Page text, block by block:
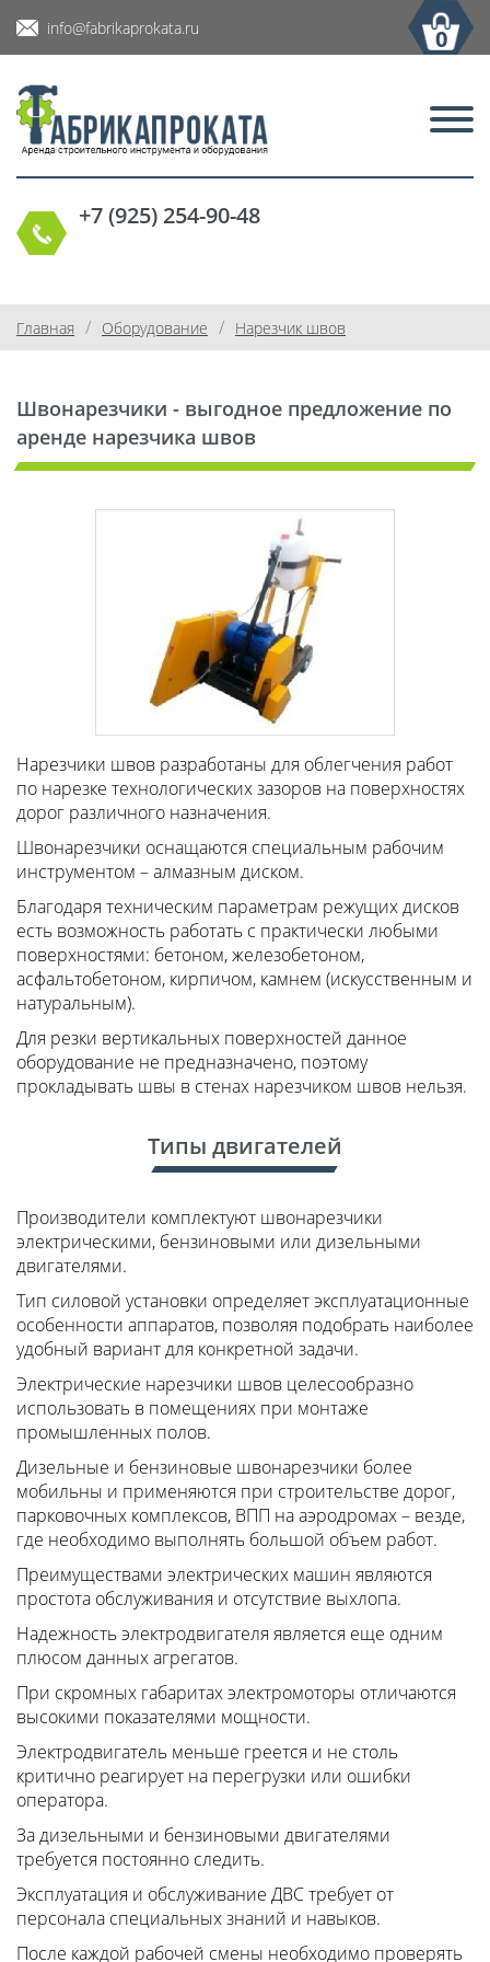
info@fabrikaprokata.ru 0
+7 (925) 254-90-48
Главная / Оборудование / Нарезчик швов
Швонарезчики - выгодное предложение по
аренде нарезчика швов
Нарезчики швов разработаны для облегчения работ
по нарезке технологических зазоров на поверхностях
дорог различного назначения.
Швонарезчики оснащаются специальным рабочим
инструментом – алмазным диском.
Благодаря техническим параметрам режущих дисков
есть возможность работать с практически любыми
поверхностями: бетоном, железобетоном,
асфальтобетоном, кирпичом, камнем (искусственным и
натуральным).
Для резки вертикальных поверхностей данное
оборудование не предназначено, поэтому
прокладывать швы в стенах нарезчиком швов нельзя.
Типы двигателей
Производители комплектуют швонарезчики
электрическими, бензиновыми или дизельными
двигателями.
Тип силовой установки определяет эксплуатационные
особенности аппаратов, позволяя подобрать наиболее
удобный вариант для конкретной задачи.
Электрические нарезчики швов целесообразно
использовать в помещениях при монтаже
промышленных полов.
Дизельные и бензиновые швонарезчики более
мобильны и применяются при строительстве дорог,
парковочных комплексов, ВПП на аэродромах – везде,
где необходимо выполнять большой объем работ.
Преимуществами электрических машин являются
простота обслуживания и отсутствие выхлопа.
Надежность электродвигателя является еще одним
плюсом данных агрегатов.
При скромных габаритах электромоторы отличаются
высокими показателями мощности.
Электродвигатель меньше греется и не столь
критично реагирует на перегрузки или ошибки
оператора.
За дизельными и бензиновыми двигателями
требуется постоянно следить.
Эксплуатация и обслуживание ДВС требует от
персонала специальных знаний и навыков.
После каждой рабочей смены необходимо проверять